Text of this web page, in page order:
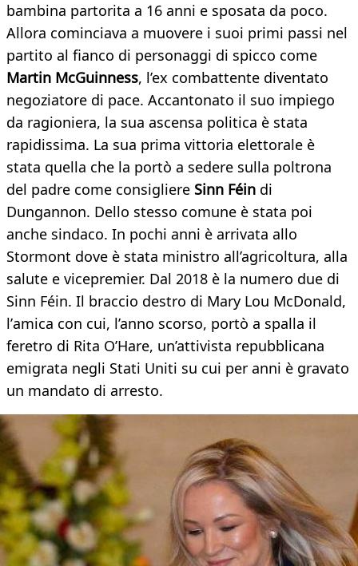
bambina partorita a 16 anni e sposata da poco.
Allora cominciava a muovere i suoi primi passi nel
partito al fianco di personaggi di spicco come
Martin McGuinness, l’ex combattente diventato
negoziatore di pace. Accantonato il suo impiego
da ragioniera, la sua ascensa politica è stata
rapidissima. La sua prima vittoria elettorale è
stata quella che la portò a sedere sulla poltrona
del padre come consigliere Sinn Féin di
Dungannon. Dello stesso comune è stata poi
anche sindaco. In pochi anni è arrivata allo
Stormont dove è stata ministro all’agricoltura, alla
salute e vicepremier. Dal 2018 è la numero due di
Sinn Féin. Il braccio destro di Mary Lou McDonald,
l’amica con cui, l’anno scorso, portò a spalla il
feretro di Rita O’Hare, un’attivista repubblicana
emigrata negli Stati Uniti su cui per anni è gravato
un mandato di arresto.